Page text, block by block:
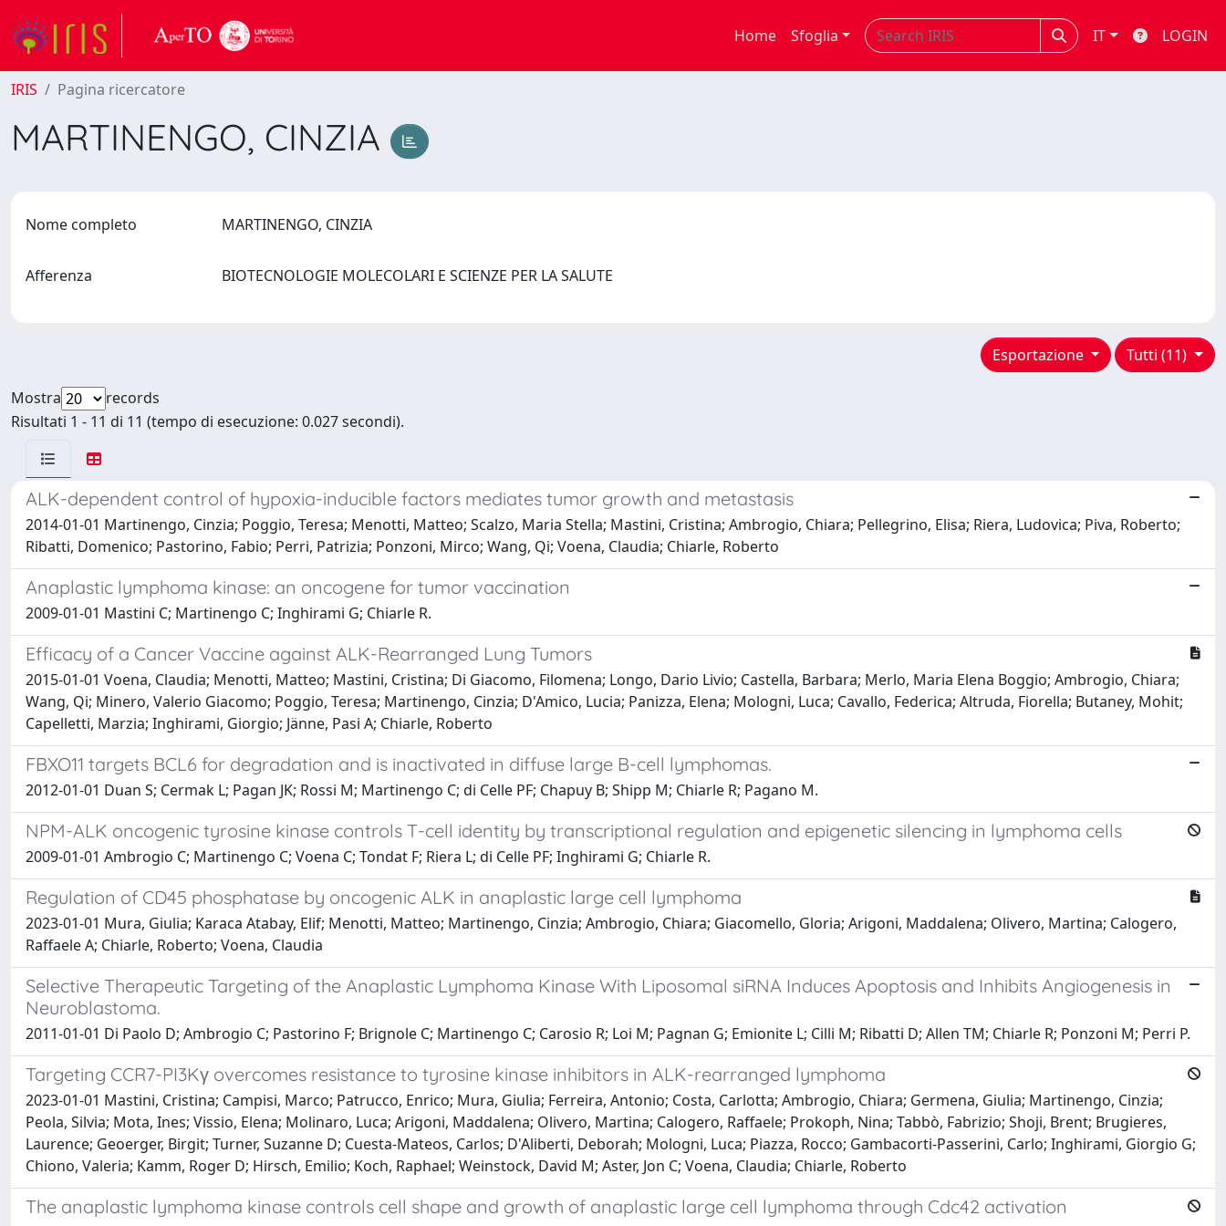
Home Sfoglia IT LOGIN
IRIS Pagina ricercatore
MARTINENGO, CINZIA
Nome completo MARTINENGO, CINZIA
Afferenza BIOTECNOLOGIE MOLECOLARI E SCIENZE PER LA SALUTE
Tutti (11)
Esportazione
Mostra
records
Risultati 1 - 11 di 11 (tempo di esecuzione: 0.027 secondi).
ALK-dependent control of hypoxia-inducible factors mediates tumor growth and metastasis
2014-01-01 Martinengo, Cinzia; Poggio, Teresa; Menotti, Matteo; Scalzo, Maria Stella; Mastini, Cristina; Ambrogio, Chiara; Pellegrino, Elisa; Riera, Ludovica; Piva, Roberto;
Ribatti, Domenico; Pastorino, Fabio; Perri, Patrizia; Ponzoni, Mirco; Wang, Qi; Voena, Claudia; Chiarle, Roberto
Anaplastic lymphoma kinase: an oncogene for tumor vaccination
2009-01-01 Mastini C; Martinengo C; Inghirami G; Chiarle R.
Efficacy of a Cancer Vaccine against ALK-Rearranged Lung Tumors
2015-01-01 Voena, Claudia; Menotti, Matteo; Mastini, Cristina; Di Giacomo, Filomena; Longo, Dario Livio; Castella, Barbara; Merlo, Maria Elena Boggio; Ambrogio, Chiara;
Wang, Qi; Minero, Valerio Giacomo; Poggio, Teresa; Martinengo, Cinzia; D'Amico, Lucia; Panizza, Elena; Mologni, Luca; Cavallo, Federica; Altruda, Fiorella; Butaney, Mohit;
Capelletti, Marzia; Inghirami, Giorgio; Jänne, Pasi A; Chiarle, Roberto
FBXO11 targets BCL6 for degradation and is inactivated in diffuse large B-cell lymphomas.
2012-01-01 Duan S; Cermak L; Pagan JK; Rossi M; Martinengo C; di Celle PF; Chapuy B; Shipp M; Chiarle R; Pagano M.
NPM-ALK oncogenic tyrosine kinase controls T-cell identity by transcriptional regulation and epigenetic silencing in lymphoma cells
2009-01-01 Ambrogio C; Martinengo C; Voena C; Tondat F; Riera L; di Celle PF; Inghirami G; Chiarle R.
Regulation of CD45 phosphatase by oncogenic ALK in anaplastic large cell lymphoma
2023-01-01 Mura, Giulia; Karaca Atabay, Elif; Menotti, Matteo; Martinengo, Cinzia; Ambrogio, Chiara; Giacomello, Gloria; Arigoni, Maddalena; Olivero, Martina; Calogero,
Raffaele A; Chiarle, Roberto; Voena, Claudia
Selective Therapeutic Targeting of the Anaplastic Lymphoma Kinase With Liposomal siRNA Induces Apoptosis and Inhibits Angiogenesis in
Neuroblastoma.
2011-01-01 Di Paolo D; Ambrogio C; Pastorino F; Brignole C; Martinengo C; Carosio R; Loi M; Pagnan G; Emionite L; Cilli M; Ribatti D; Allen TM; Chiarle R; Ponzoni M; Perri P.
Targeting CCR7-PI3Kγ overcomes resistance to tyrosine kinase inhibitors in ALK-rearranged lymphoma
2023-01-01 Mastini, Cristina; Campisi, Marco; Patrucco, Enrico; Mura, Giulia; Ferreira, Antonio; Costa, Carlotta; Ambrogio, Chiara; Germena, Giulia; Martinengo, Cinzia;
Peola, Silvia; Mota, Ines; Vissio, Elena; Molinaro, Luca; Arigoni, Maddalena; Olivero, Martina; Calogero, Raffaele; Prokoph, Nina; Tabbò, Fabrizio; Shoji, Brent; Brugieres,
Laurence; Geoerger, Birgit; Turner, Suzanne D; Cuesta-Mateos, Carlos; D'Aliberti, Deborah; Mologni, Luca; Piazza, Rocco; Gambacorti-Passerini, Carlo; Inghirami, Giorgio G;
Chiono, Valeria; Kamm, Roger D; Hirsch, Emilio; Koch, Raphael; Weinstock, David M; Aster, Jon C; Voena, Claudia; Chiarle, Roberto
The anaplastic lymphoma kinase controls cell shape and growth of anaplastic large cell lymphoma through Cdc42 activation